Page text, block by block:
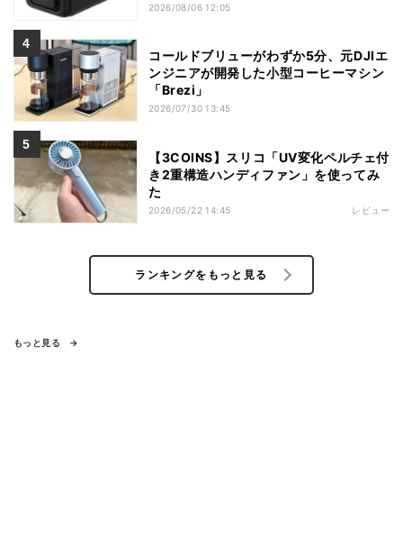
2026/08/06 12:05
コールドブリューがわずか5分、元DJIエ
ンジニアが開発した小型コーヒーマシン
「Brezi」
2026/07/30 13:45
【3COINS】スリコ「UV変化ペルチェ付
き2重構造ハンディファン」を使ってみ
た
2026/05/22 14:45 レビュー
ランキングをもっと見る
もっと見る